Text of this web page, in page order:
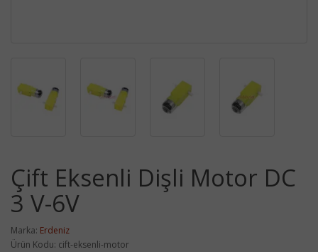
Çift Eksenli Dişli Motor DC
3 V-6V
Marka: Erdeniz
Ürün Kodu: cift-eksenli-motor